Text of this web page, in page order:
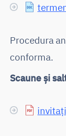
Procedura
conforma.
Scaune și